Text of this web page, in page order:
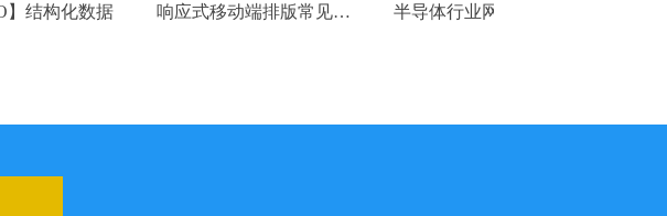
响应式移动端排版常见问
半导体行业网站解决方案